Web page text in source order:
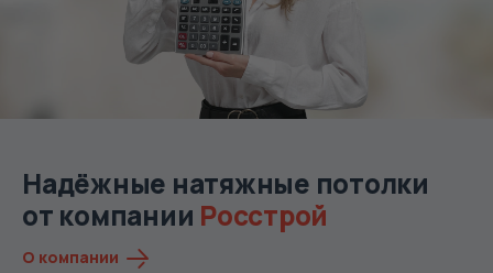
Надёжные натяжные потолки
от компании Росстрой
О компании